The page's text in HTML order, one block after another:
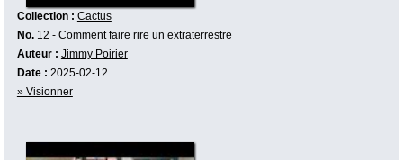
Collection : Cactus
No.12 - Comment faire rire un extraterrestre
Auteur : Jimmy Poirier
Date : 2025-02-12
» Visionner